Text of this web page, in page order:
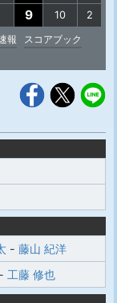
9 10
2
報
スコアブック
- 藤山 紀洋
- 工藤 修也